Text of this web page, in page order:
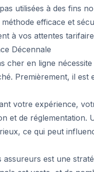
utilisées à des fins
efficace et
à vos attentes
Décennale
cher en ligne
Premièrement, il est
votre expérience,
et de réglementation.
ce qui peut
est une